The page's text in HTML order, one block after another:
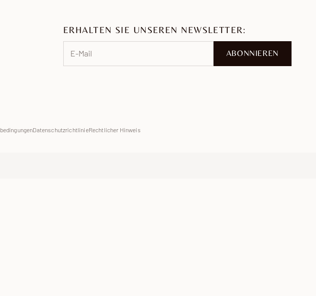
ERHALTEN SIE UNSEREN NEWSLETTER:
ABONNIEREN
DatenschutzrichtlinieRechtlicher Hinweis